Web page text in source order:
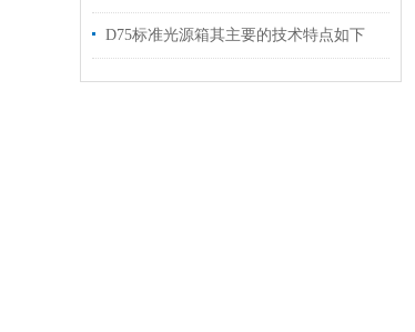
D75标准光源箱其主要的技术特点如下